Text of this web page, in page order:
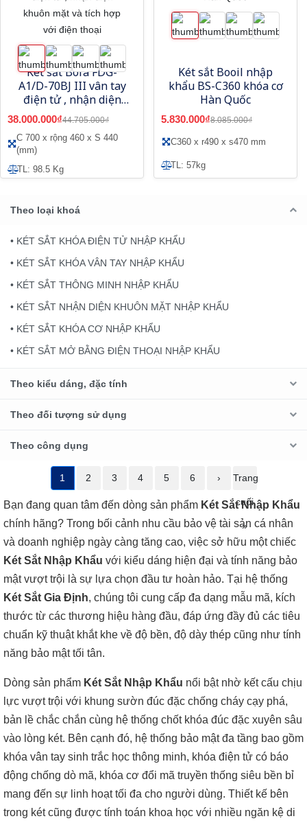
Két sắt Bofa FDG-
A1/D-70BJ III vân tay
điện tử , nhận diện
khuôn mặt và tích hợp
với điện thoại
38.000.000₫44.705.000₫
C 700 x rộng 460 x S 440
(mm)
TL: 98.5 Kg
Két sắt Booil nhập
khẩu BS-C360 khóa cơ
Hàn Quốc
5.830.000₫8.085.000₫
C360 x r490 x s470 mm
TL: 57kg
Theo loại khoá
• KÉT SẮT KHÓA ĐIỆN TỬ NHẬP KHẨU
• KÉT SẮT KHÓA VÂN TAY NHẬP KHẨU
• KÉT SẮT THÔNG MINH NHẬP KHẨU
• KÉT SẮT NHẬN DIỆN KHUÔN MẶT NHẬP KHẨU
• KÉT SẮT KHÓA CƠ NHẬP KHẨU
• KÉT SẮT MỞ BẰNG ĐIỆN THOẠI NHẬP KHẨU
Theo kiểu dáng, đặc tính
Theo đối tượng sử dụng
Theo công dụng
1 2 3 4 5 6 › Trang
cuối
»
Bạn đang quan tâm đến dòng sản phẩm Két Sắt Nhập Khẩu
chính hãng? Trong bối cảnh nhu cầu bảo vệ tài sản cá nhân
và doanh nghiệp ngày càng tăng cao, việc sở hữu một chiếc
Két Sắt Nhập Khẩu với kiểu dáng hiện đại và tính năng bảo
mật vượt trội là sự lựa chọn đầu tư hoàn hảo. Tại hệ thống
Két Sắt Gia Định, chúng tôi cung cấp đa dạng mẫu mã, kích
thước từ các thương hiệu hàng đầu, đáp ứng đầy đủ các tiêu
chuẩn kỹ thuật khắt khe về độ bền, độ dày thép cũng như tính
năng bảo mật tối tân.
Dòng sản phẩm Két Sắt Nhập Khẩu nổi bật nhờ kết cấu chịu
lực vượt trội với khung sườn đúc đặc chống cháy cạy phá,
bản lề chắc chắn cùng hệ thống chốt khóa đúc đặc xuyên sâu
vào lòng két. Bên cạnh đó, hệ thống bảo mật đa tầng bao gồm
khóa vân tay sinh trắc học thông minh, khóa điện tử có báo
động chống dò mã, khóa cơ đổi mã truyền thống siêu bền bỉ
mang đến sự linh hoạt tối đa cho người dùng. Thiết kế bên
trong két cũng được tính toán khoa học với nhiều ngăn kệ di